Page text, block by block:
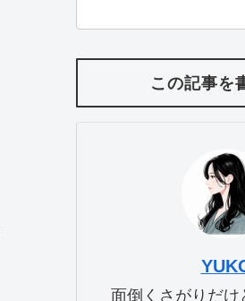
この記事を
面倒くさがりだけ